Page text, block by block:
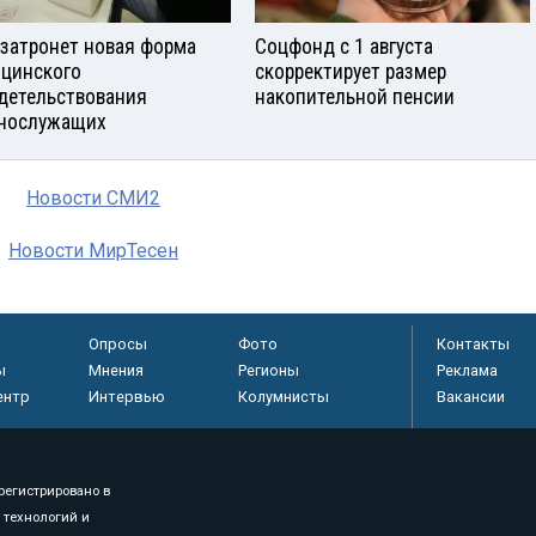
новая форма
Соцфонд с 1 августа
скорректирует размер
накопительной пенсии
Новости СМИ2
Новости МирТесен
Опросы
Фото
Мнения
Регионы
Интервью Колумнисты
Контакты
Реклама
Вакансии
в
и